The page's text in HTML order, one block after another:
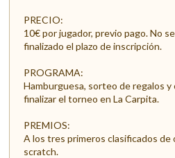
PRECIO:
10€ por jugador, previo pago. No
finalizado el plazo de inscripción.
PROGRAMA:
Hamburguesa, sorteo de regalos
finalizar el torneo en La Carpita.
PREMIOS:
A los tres primeros clasificados de
scratch.